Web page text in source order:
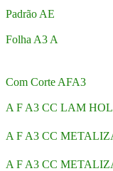
Padrão AE
Folha A3 A
Com Corte AFA3
A F A3 CC LAM
A F A3 CC
A F A3 CC